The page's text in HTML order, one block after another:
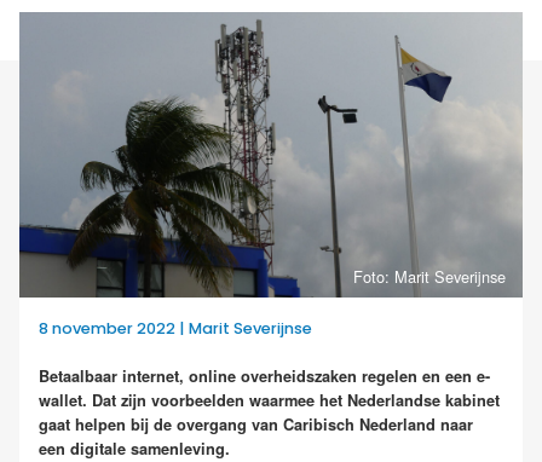
Foto: Marit Severijnse
8 november 2022 | Marit Severijnse
Betaalbaar internet, online overheidszaken regelen en een e-
wallet. Dat zijn voorbeelden waarmee het Nederlandse kabinet
gaat helpen bij de overgang van Caribisch Nederland naar
een digitale samenleving.